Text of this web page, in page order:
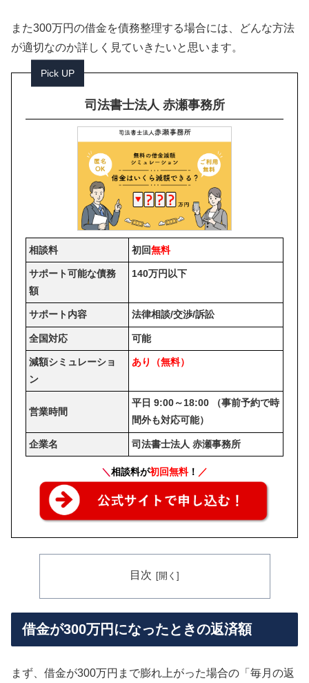
また300万円の借金を債務整理する場合には、どんな方法
が適切なのか詳しく見ていきたいと思います。
Pick UP
司法書士法人 赤瀬事務所
相談料 初回無料
サポート可能な債務
額
140万円以下
サポート内容 法律相談/交渉/訴訟
全国対応 可能
減額シミュレーショ
ン
あり（無料）
営業時間
平日 9:00～18:00 （事前予約で時
間外も対応可能）
企業名 司法書士法人 赤瀬事務所
＼相談料が初回無料！ ／
目次
借金が300万円になったときの返済額
まず、借金が300万円まで膨れ上がった場合の「毎月の返